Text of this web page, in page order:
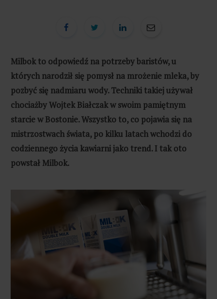
Milbok to odpowiedź na potrzeby baristów, u
których narodził się pomysł na mrożenie mleka, by
pozbyć się nadmiaru wody. Techniki takiej używał
chociażby Wojtek Białczak w swoim pamiętnym
starcie w Bostonie. Wszystko to, co pojawia się na
mistrzostwach świata, po kilku latach wchodzi do
codziennego życia kawiarni jako trend. I tak oto
powstał Milbok.